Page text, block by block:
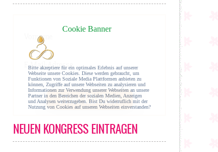
NEUEN KONGRESS EINTRAGEN